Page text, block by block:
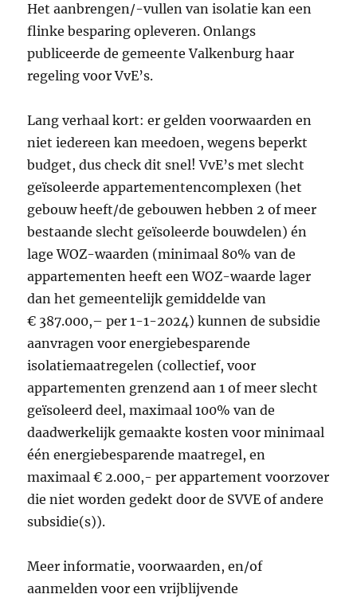
Het aanbrengen/-vullen van isolatie kan een
flinke besparing opleveren. Onlangs
publiceerde de gemeente Valkenburg haar
regeling voor VvE’s.
Lang verhaal kort: er gelden voorwaarden en
niet iedereen kan meedoen, wegens beperkt
budget, dus check dit snel! VvE’s met slecht
geïsoleerde appartementencomplexen (het
gebouw heeft/de gebouwen hebben 2 of meer
bestaande slecht geïsoleerde bouwdelen) én
lage WOZ-waarden (minimaal 80% van de
appartementen heeft een WOZ-waarde lager
dan het gemeentelijk gemiddelde van
€ 387.000,– per 1-1-2024) kunnen de subsidie
aanvragen voor energiebesparende
isolatiemaatregelen (collectief, voor
appartementen grenzend aan 1 of meer slecht
geïsoleerd deel, maximaal 100% van de
daadwerkelijk gemaakte kosten voor minimaal
één energiebesparende maatregel, en
maximaal € 2.000,- per appartement voorzover
die niet worden gedekt door de SVVE of andere
subsidie(s)).
Meer informatie, voorwaarden, en/of
aanmelden voor een vrijblijvende